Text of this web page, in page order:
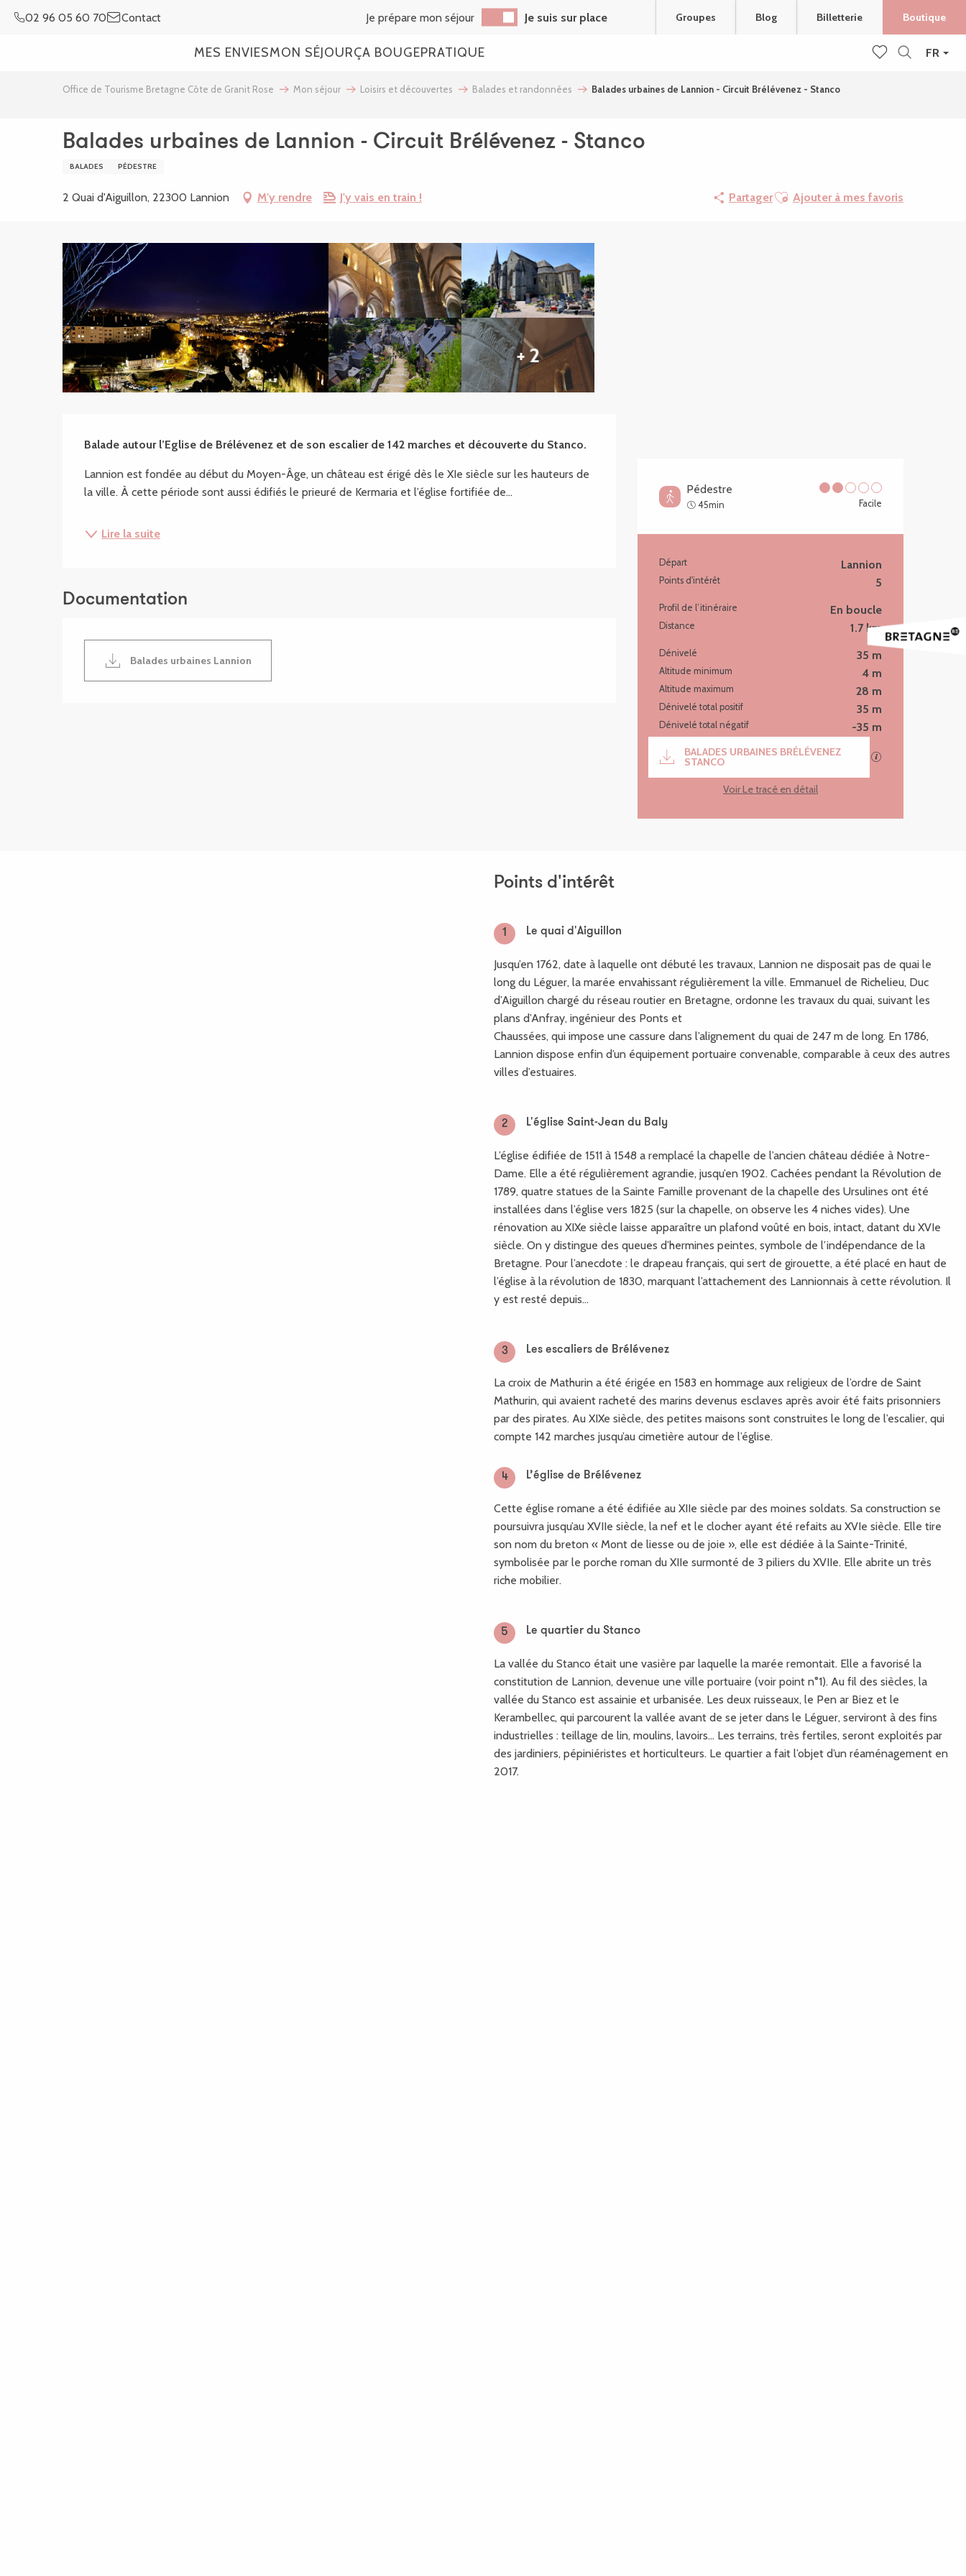
FR
02 96 05 60 70 Contact Je prépare mon séjour Je suis sur place Groupes Blog Billetterie Boutique
MES ENVIESMON SÉJOURÇA BOUGEPRATIQUE
Office de Tourisme Bretagne Côte de Granit Rose Mon séjour Loisirs et découvertes Balades et randonnées Balades urbaines de Lannion - Circuit Brélévenez - Stanco
Balades urbaines de Lannion - Circuit Brélévenez - Stanco
BALADES PÉDESTRE
2 Quai d'Aiguillon, 22300 Lannion M'y rendre J'y vais en train ! PartagerAjouter aux favoris
Ajouter à mes favoris
Pédestre
45min Facile
Informations pratiques
Départ Lannion
Points d'intérêt 5
Profil de l’itinéraire En boucle
Distance 1.7 km
Dénivelé 35 m
Altitude minimum 4 m
Altitude maximum 28 m
Dénivelé total positif 35 m
Dénivelé total négatif -35 m
Documentation
BALADES URBAINES BRÉLÉVENEZ
STANCO
Voir Le tracé en détail
+ 2
Balade autour l’Eglise de Brélévenez et de son escalier de 142 marches et découverte du Stanco.
Lannion est fondée au début du Moyen-Âge, un château est érigé dès le XIe siècle sur les hauteurs de
la ville. À cette période sont aussi édifiés le prieuré de Kermaria et l’église fortifiée de...
Lire la suite
Documentation
Balades urbaines Lannion
Points d'intérêt
1 Le quai d'Aiguillon
Jusqu’en 1762, date à laquelle ont débuté les travaux, Lannion ne disposait pas de quai le
long du Léguer, la marée envahissant régulièrement la ville. Emmanuel de Richelieu, Duc
d’Aiguillon chargé du réseau routier en Bretagne, ordonne les travaux du quai, suivant les
plans d’Anfray, ingénieur des Ponts et
Chaussées, qui impose une cassure dans l’alignement du quai de 247 m de long. En 1786,
Lannion dispose enfin d’un équipement portuaire convenable, comparable à ceux des autres
villes d’estuaires.
2 L'église Saint-Jean du Baly
L’église édifiée de 1511 à 1548 a remplacé la chapelle de l’ancien château dédiée à Notre-
Dame. Elle a été régulièrement agrandie, jusqu’en 1902. Cachées pendant la Révolution de
1789, quatre statues de la Sainte Famille provenant de la chapelle des Ursulines ont été
installées dans l’église vers 1825 (sur la chapelle, on observe les 4 niches vides). Une
rénovation au XIXe siècle laisse apparaître un plafond voûté en bois, intact, datant du XVIe
siècle. On y distingue des queues d’hermines peintes, symbole de l’indépendance de la
Bretagne. Pour l’anecdote : le drapeau français, qui sert de girouette, a été placé en haut de
l’église à la révolution de 1830, marquant l’attachement des Lannionnais à cette révolution. Il
y est resté depuis...
3 Les escaliers de Brélévenez
La croix de Mathurin a été érigée en 1583 en hommage aux religieux de l’ordre de Saint
Mathurin, qui avaient racheté des marins devenus esclaves après avoir été faits prisonniers
par des pirates. Au XIXe siècle, des petites maisons sont construites le long de l’escalier, qui
compte 142 marches jusqu’au cimetière autour de l’église.
4 L’église de Brélévenez
Cette église romane a été édifiée au XIIe siècle par des moines soldats. Sa construction se
poursuivra jusqu’au XVIIe siècle, la nef et le clocher ayant été refaits au XVIe siècle. Elle tire
son nom du breton « Mont de liesse ou de joie », elle est dédiée à la Sainte-Trinité,
symbolisée par le porche roman du XIIe surmonté de 3 piliers du XVIIe. Elle abrite un très
riche mobilier.
5 Le quartier du Stanco
La vallée du Stanco était une vasière par laquelle la marée remontait. Elle a favorisé la
constitution de Lannion, devenue une ville portuaire (voir point n°1). Au fil des siècles, la
vallée du Stanco est assainie et urbanisée. Les deux ruisseaux, le Pen ar Biez et le
Kerambellec, qui parcourent la vallée avant de se jeter dans le Léguer, serviront à des fins
industrielles : teillage de lin, moulins, lavoirs... Les terrains, très fertiles, seront exploités par
des jardiniers, pépiniéristes et horticulteurs. Le quartier a fait l’objet d’un réaménagement en
2017.